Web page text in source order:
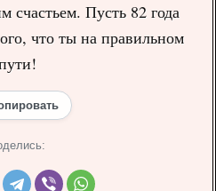
Пусть 82 года
что ты на правильном